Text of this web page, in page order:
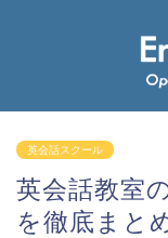
英会話スクール
英会話教室
を徹底まと